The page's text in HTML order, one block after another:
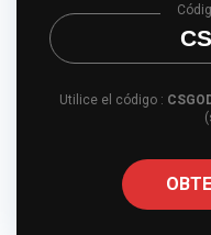
Utilice el código :